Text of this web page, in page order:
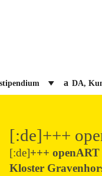
DA,
[:de]+++
[:de]+++
Kloster